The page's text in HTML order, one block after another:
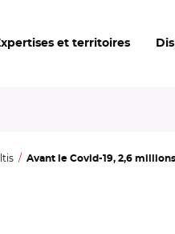
et territoires
Avant le Covid-19, 2,6